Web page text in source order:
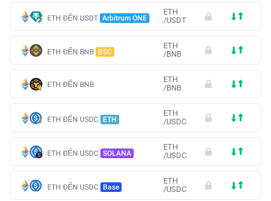
ETH ĐẾN USDT Arbitrum ONE
ETH
/USDT
ETH ĐẾN BNB BSC
ETH
/BNB
ETH ĐẾN BNB
ETH
/BNB
ETH ĐẾN USDC ETH
ETH
/USDC
ETH ĐẾN USDC SOLANA
ETH
/USDC
ETH ĐẾN USDC Base
ETH
/USDC